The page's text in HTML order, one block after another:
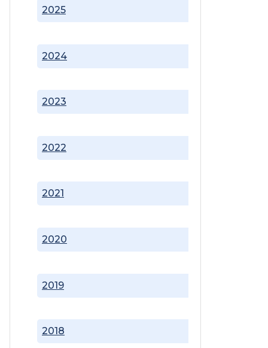
2018
2019
2020
2021
2022
2023
2024
2025